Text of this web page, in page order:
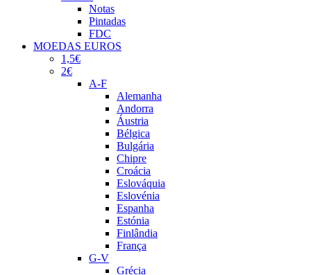
Notas
Pintadas
FDC
MOEDAS EUROS
1,5€
2€
A-F
Alemanha
Andorra
Áustria
Bélgica
Bulgária
Chipre
Croácia
Eslováquia
Eslovénia
Espanha
Estónia
Finlândia
França
G-V
Grécia